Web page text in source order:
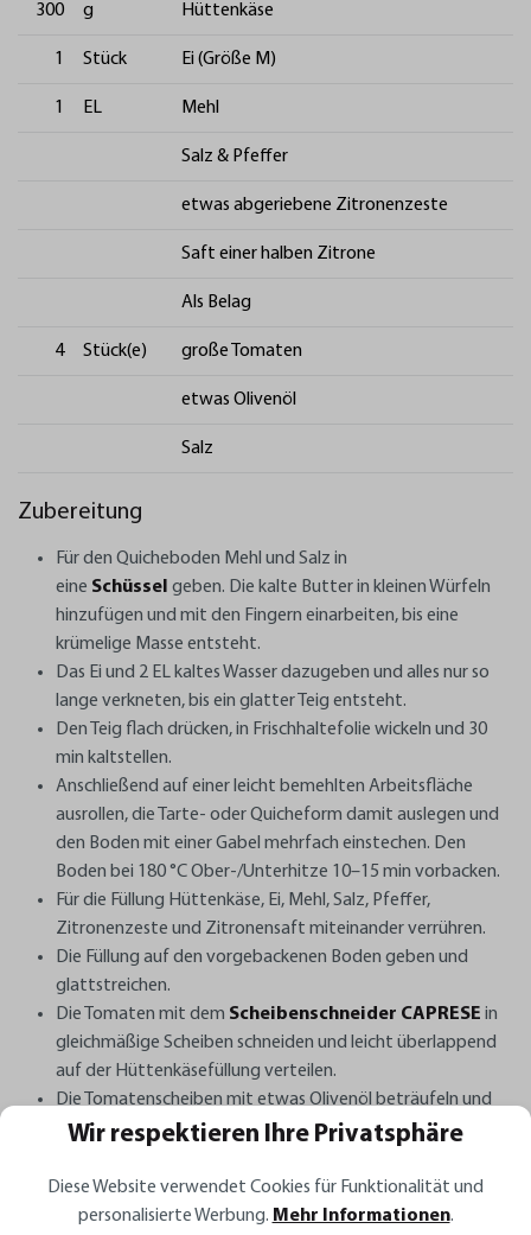
300 g Hüttenkäse
1 Stück Ei (Größe M)
1 EL Mehl
Salz & Pfeffer
etwas abgeriebene Zitronenzeste
Saft einer halben Zitrone
Als Belag
4 Stück(e) große Tomaten
etwas Olivenöl
Salz
Zubereitung
Für den Quicheboden Mehl und Salz in
eine Schüssel geben. Die kalte Butter in kleinen Würfeln
hinzufügen und mit den Fingern einarbeiten, bis eine
krümelige Masse entsteht.
Das Ei und 2 EL kaltes Wasser dazugeben und alles nur so
lange verkneten, bis ein glatter Teig entsteht.
Den Teig flach drücken, in Frischhaltefolie wickeln und 30
min kaltstellen.
Anschließend auf einer leicht bemehlten Arbeitsfläche
ausrollen, die Tarte- oder Quicheform damit auslegen und
den Boden mit einer Gabel mehrfach einstechen. Den
Boden bei 180 °C Ober-/Unterhitze 10–15 min vorbacken.
Für die Füllung Hüttenkäse, Ei, Mehl, Salz, Pfeffer,
Zitronenzeste und Zitronensaft miteinander verrühren.
Die Füllung auf den vorgebackenen Boden geben und
glattstreichen.
Die Tomaten mit dem Scheibenschneider CAPRESE in
gleichmäßige Scheiben schneiden und leicht überlappend
auf der Hüttenkäsefüllung verteilen.
Die Tomatenscheiben mit etwas Olivenöl beträufeln und
leicht salzen.
bis die Tomaten weich sind und der Rand goldbraun ist. Vor
dem Anschneiden kurz abkühlen lassen.
Wir respektieren Ihre Privatsphäre
Diese Website verwendet Cookies für Funktionalität und
personalisierte Werbung. Mehr Informationen.